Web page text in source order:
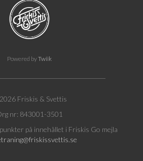
Powered byTwiik
Friskis & Svettis
nr: 843001-3501
på innehållet i Friskis Go mejla